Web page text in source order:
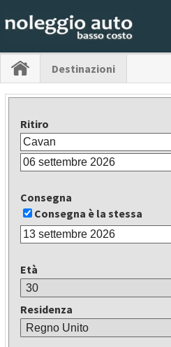
Destinazioni
Ritiro
Consegna
Consegna è la stessa
Età
Residenza